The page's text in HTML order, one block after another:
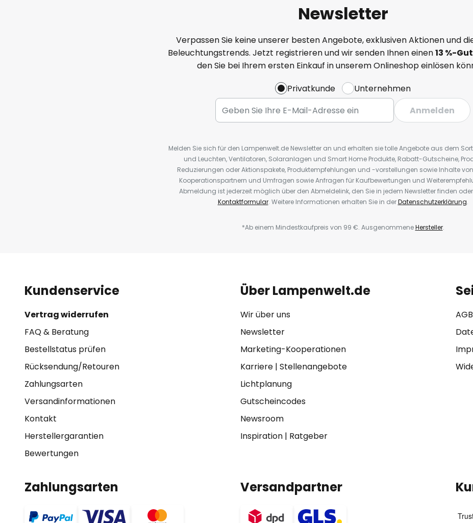
Newsletter
Verpassen Sie keine unserer besten Angebote, exklusiven Aktionen und
Beleuchtungstrends. Jetzt registrieren und wir senden Ihnen einen13 %-
den Sie bei Ihrem ersten Einkauf in unserem Onlineshop einlösen
Privatkunde
Unternehmen
Anmelden
Melden Sie sich für den Lampenwelt.de Newsletter an und erhalten sie tolle Angebote aus dem
und Leuchten, Ventilatoren, Solaranlagen und Smart Home Produkte, Rabatt-Gutscheine,
Reduzierungen oder Aktionspakete, Produktempfehlungen und -vorstellungen sowie Inhalte
Kooperationspartnern und Umfragen sowie Anfragen für Kaufbewertungen und
Abmeldung ist jederzeit möglich über den Abmeldelink, den Sie in jedem Newsletter finden
Kontaktformular. Weitere Informationen erhalten Sie in derDatenschutzerklärung.
*Ab einem Mindestkaufpreis von 99 €. AusgenommeneHersteller.
Kundenservice
Vertrag widerrufen
FAQ & Beratung
Bestellstatus prüfen
Rücksendung/Retouren
Zahlungsarten
Versandinformationen
Kontakt
Herstellergarantien
Bewertungen
Über Lampenwelt.de
Wir über uns
Newsletter
Marketing-Kooperationen
Karriere| Stellenangebote
Lichtplanung
Gutscheincodes
Newsroom
Inspiration| Ratgeber
AGB
Zahlungsarten Versandpartner